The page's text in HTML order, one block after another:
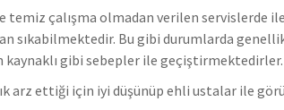
temiz çalışma olmadan verilen servislerde
sıkabilmektedir. Bu gibi durumlarda
kaynaklı gibi sebepler ile geçiştirmektedirler.
arz ettiği için iyi düşünüp ehli ustalar ile